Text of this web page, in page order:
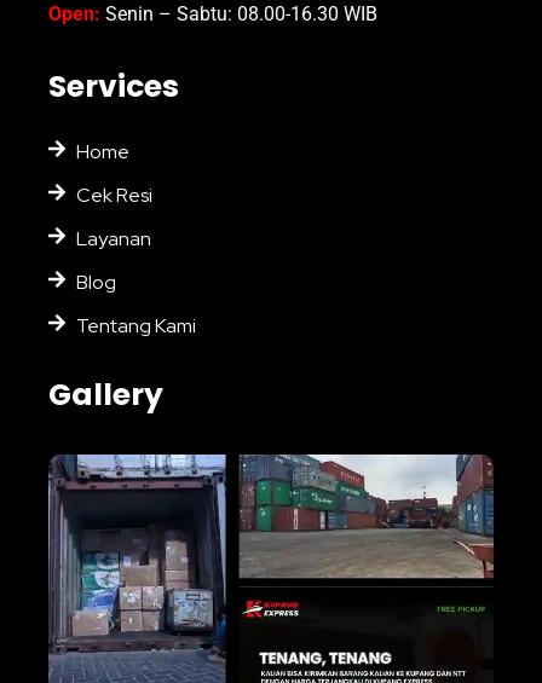
Open: Senin – Sabtu: 08.00-16.30 WIB
Services
Home
Cek Resi
Layanan
Blog
Tentang Kami
Gallery